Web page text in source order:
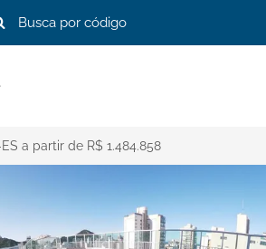
a partir de R$ 1.484.858